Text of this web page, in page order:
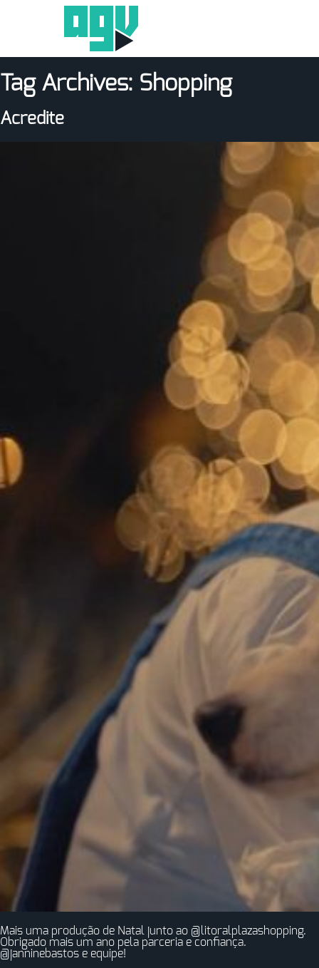
Tag Archives: Shopping
Acredite
Mais uma produção de Natal junto ao @litoralplazashopping.
Obrigado mais um ano pela parceria e confiança.
@janninebastos e equipe!